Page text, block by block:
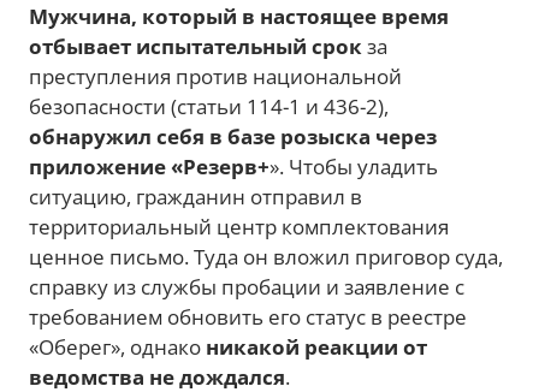
Мужчина, который в настоящее время
отбывает испытательный срокза
преступления против национальной
безопасности (статьи 114-1 и 436-2),
обнаружил себя в базе розыска через
приложение «Резерв+». Чтобы уладить
ситуацию, гражданин отправил в
территориальный центр комплектования
ценное письмо. Туда он вложил приговор суда,
справку из службы пробации и заявление с
требованием обновить его статус в реестре
«Оберег», однако никакой реакции от
ведомства не дождался.